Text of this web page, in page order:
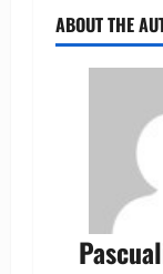
ABOUT THE